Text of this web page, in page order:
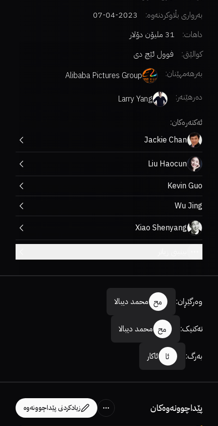
بەرواری بڵاوکردنەوە:
2023-04-07
داهات:
31 ملیۆن دۆلار
کوالێتی:
فوول ئێچ دی
بەرهەمهێنان:
Alibaba Pictures Group
دەرهێنەر:
Larry Yang
ئەکتەرەکان:
Jackie Chan
Liu Haocun
Kevin Guo
Wu Jing
Xiao Shenyang
وەرگێڕان: مح محمد دیبالا
تەکنیک: مح محمد دیبالا
بەرگ: ئا ئاکار
پێداچوونەوەکان زیادکردنی پێداچوونەوە